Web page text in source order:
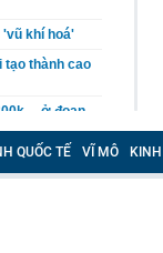
'vũ khí hoá'
tạo thành cao
ở đoạn
lập tức tới
lịch
Việt đo chân
QUỐC TẾ VĨ MÔ